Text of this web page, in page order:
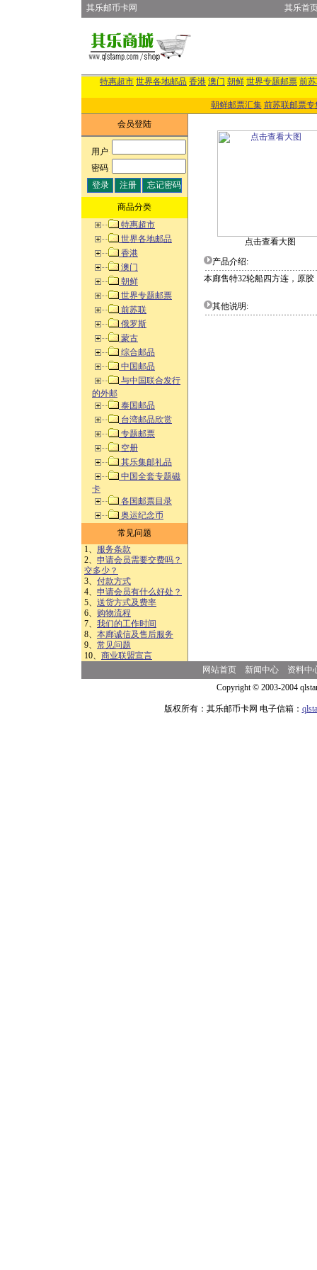
其乐邮币卡网 其乐首
特惠超市 世界各地邮品 香港 澳门 朝鲜 世界专题邮票 前
朝鲜邮票汇集 前苏联邮票专
会员登陆
用户:
密码:
商品分类
特惠超市
世界各地邮品
香港
澳门
朝鲜
世界专题邮票
前苏联
俄罗斯
蒙古
综合邮品
中国邮品
与中国联合发行
的外邮
泰国邮品
台湾邮品欣赏
专题邮票
空册
其乐集邮礼品
中国全套专题磁
卡
各国邮票目录
奥运纪念币
常见问题
1、 服务条款
2、 申请会员需要交费吗？
交多少？
3、 付款方式
4、 申请会员有什么好处？
5、 送货方式及费率
6、 购物流程
7、 我们的工作时间
8、 本廊诚信及售后服务
9、 常见问题
10、 商业联盟宣言
点击查看大图
产品介绍:
本廊售特32轮船四方连，原
其他说明:
网站首页 新闻中心
资料中
Copyright © 2003-2004
版权所有：其乐邮币卡网 电子信箱：